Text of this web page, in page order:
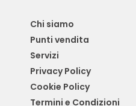
Chi siamo
Punti vendita
Servizi
Privacy Policy
Cookie Policy
Termini e Condizioni